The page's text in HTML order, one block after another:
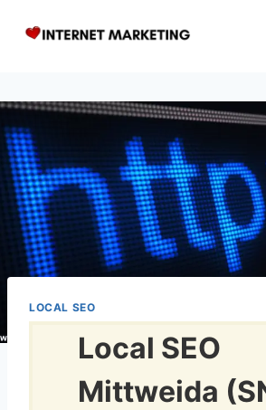
Inhalt
LOCAL SEO
Local SEO
Mittweida